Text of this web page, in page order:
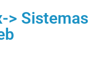
> Sistemas